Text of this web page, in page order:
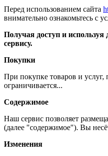
Перед использованием сайта
внимательно ознакомьтесь с
Получая доступ и
сервису.
Покупки
При покупке товаров и
ограничивается...
Содержимое
Наш сервис позволяет
(далее "содержимое"). Вы
Изменения